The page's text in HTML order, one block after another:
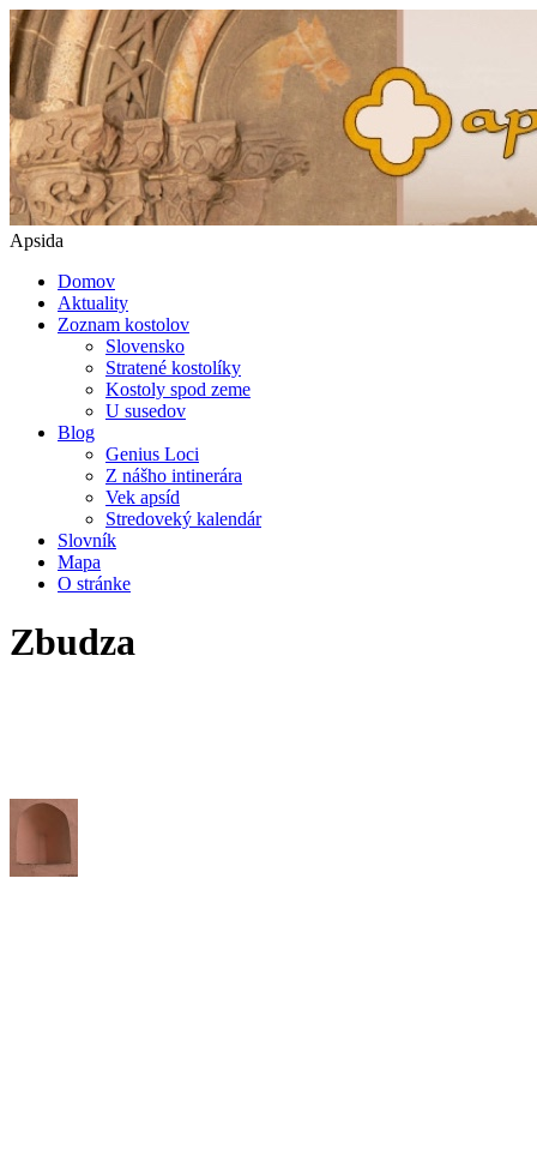
Apsida
Domov
Aktuality
Zoznam kostolov
Slovensko
Stratené kostolíky
Kostoly spod zeme
U susedov
Blog
Genius Loci
Z nášho intinerára
Vek apsíd
Stredoveký kalendár
Slovník
Mapa
O stránke
Zbudza